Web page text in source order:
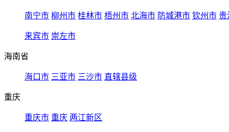
南宁市 柳州市 桂林市 梧州市 北海市 防城港市 钦州市 贵
来宾市 崇左市
海南省
海口市 三亚市 三沙市 直辖县级
重庆
重庆市 重庆 两江新区